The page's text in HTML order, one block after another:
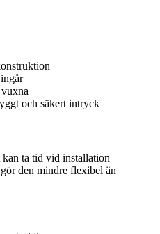
och säkert intryck
ta tid vid installation
den mindre flexibel än